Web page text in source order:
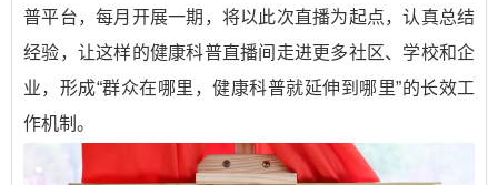
普平台，每月开展一期，将以此次直播为起点，认真总结
经验，让这样的健康科普直播间走进更多社区、学校和企
业，形成“群众在哪里，健康科普就延伸到哪里”的长效工
作机制。